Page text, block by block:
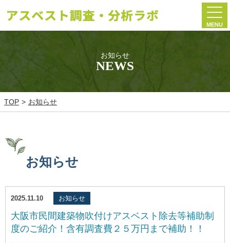
MENU
お知らせ
NEWS
TOP お知らせ
お知らせ
2025.11.10 お知らせ
大阪市民間建築物吹付けアスベスト除去等補助制
度のご紹介！含有調査費２５万円まで補助！！